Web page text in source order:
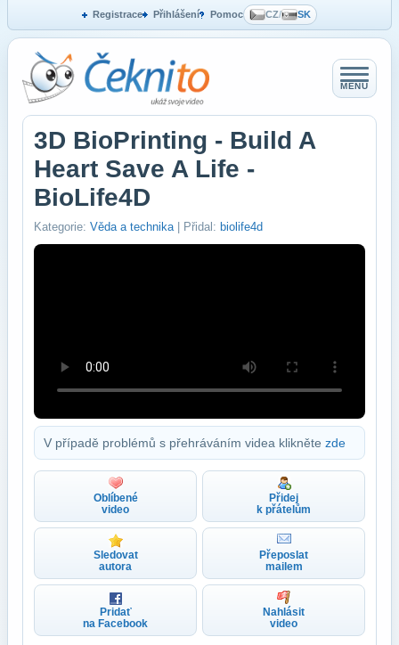
Registrace Přihlášení Pomoc CZ/ SK
MENU
3D BioPrinting - Build A
Heart Save A Life -
BioLife4D
Kategorie: Věda a technika | Přidal: biolife4d
V případě problémů s přehráváním videa klikněte zde
Oblíbené
video
Přidej
k přátelům
Sledovat
autora
Přeposlat
mailem
Pridať
na Facebook
Nahlásit
video